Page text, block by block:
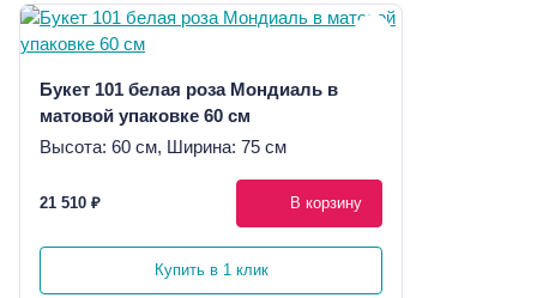
Букет 101 белая роза Мондиаль в
матовой упаковке 60 см
Высота: 60 см, Ширина: 75 см
21 510 ₽ В корзину
Купить в 1 клик